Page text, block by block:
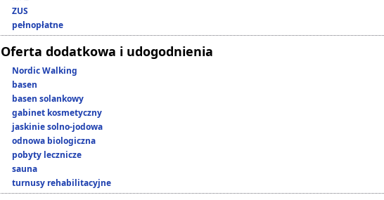
ZUS
pełnopłatne
Oferta dodatkowa i udogodnienia
Nordic Walking
basen
basen solankowy
gabinet kosmetyczny
jaskinie solno-jodowa
odnowa biologiczna
pobyty lecznicze
sauna
turnusy rehabilitacyjne